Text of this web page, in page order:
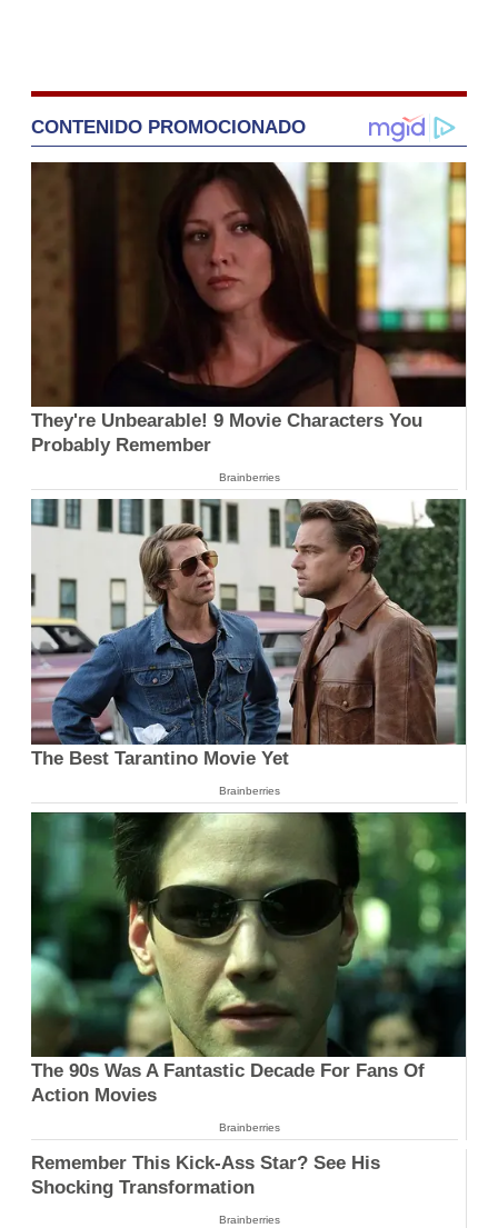
CONTENIDO PROMOCIONADO
They're Unbearable! 9 Movie Characters You
Probably Remember
Brainberries
The Best Tarantino Movie Yet
Brainberries
The 90s Was A Fantastic Decade For Fans Of
Action Movies
Brainberries
Remember This Kick-Ass Star? See His
Shocking Transformation
Brainberries